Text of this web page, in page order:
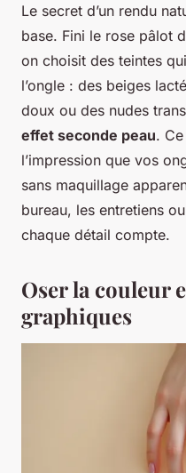
Le secret d’un rendu
base. Fini le rose pâlot
on choisit des teintes
l’ongle : des beiges
doux ou des nudes
effet seconde peau.
l’impression que vos
sans maquillage
bureau, les entretiens
chaque détail compte.
Oser la couleur
graphiques